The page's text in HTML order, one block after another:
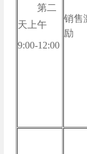
第二
天上午
9:00-12:00
销售
励